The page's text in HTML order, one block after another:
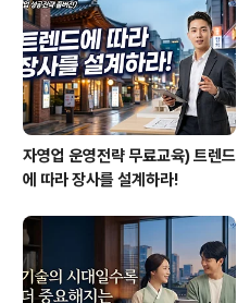
자영업 운영전략 무료교육) 트렌드
에 따라 장사를 설계하라!